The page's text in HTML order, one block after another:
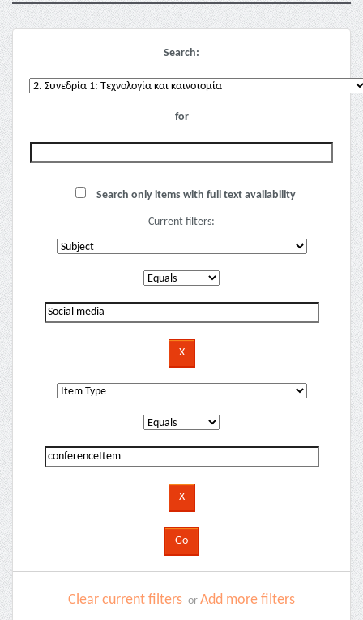
Search:
for
Search only items with full text availability
Current filters:
Clear current filters or Add more filters